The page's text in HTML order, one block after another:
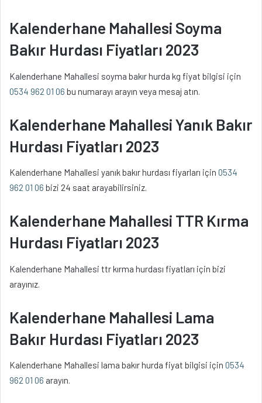
Kalenderhane Mahallesi Soyma
Bakır Hurdası Fiyatları 2023
Kalenderhane Mahallesi soyma bakır hurda kg fiyat bilgisi için
0534 962 01 06 bu numarayı arayın veya mesaj atın.
Kalenderhane Mahallesi Yanık Bakır
Hurdası Fiyatları 2023
Kalenderhane Mahallesi yanık bakır hurdası fiyarları için 0534
962 01 06 bizi 24 saat arayabilirsiniz.
Kalenderhane Mahallesi TTR Kırma
Hurdası Fiyatları 2023
Kalenderhane Mahallesi ttr kırma hurdası fiyatları için bizi
arayınız.
Kalenderhane Mahallesi Lama
Bakır Hurdası Fiyatları 2023
Kalenderhane Mahallesi lama bakır hurda fiyat bilgisi için 0534
962 01 06 arayın.